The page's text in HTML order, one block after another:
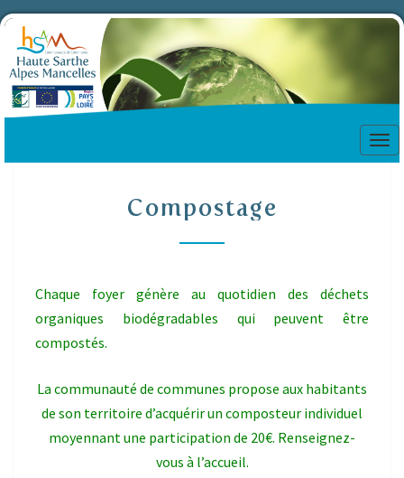
Compostage
Chaque foyer génère au quotidien des déchets
organiques biodégradables qui peuvent être
compostés.
La communauté de communes propose aux habitants
de son territoire d’acquérir un composteur individuel
moyennant une participation de 20€. Renseignez-
vous à l’accueil.